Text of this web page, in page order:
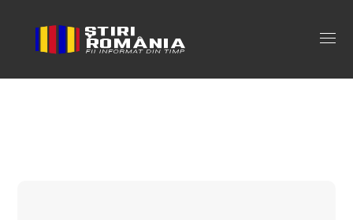
amenda aruncat gunoi pe strada Tag